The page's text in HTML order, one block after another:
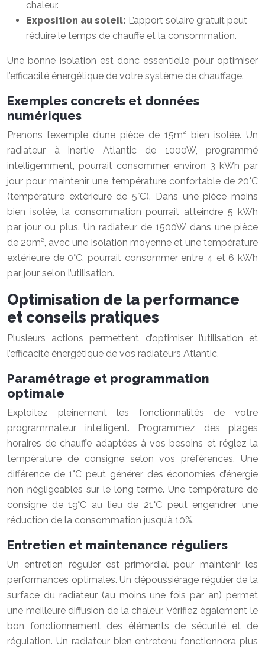
chaleur.
Exposition au soleil: L’apport solaire gratuit peut
réduire le temps de chauffe et la consommation.
Une bonne isolation est donc essentielle pour optimiser
l’efficacité énergétique de votre système de chauffage.
Exemples concrets et données
numériques
Prenons l’exemple d’une pièce de 15m² bien isolée. Un
radiateur à inertie Atlantic de 1000W, programmé
intelligemment, pourrait consommer environ 3 kWh par
jour pour maintenir une température confortable de 20°C
(température extérieure de 5°C). Dans une pièce moins
bien isolée, la consommation pourrait atteindre 5 kWh
par jour ou plus. Un radiateur de 1500W dans une pièce
de 20m², avec une isolation moyenne et une température
extérieure de 0°C, pourrait consommer entre 4 et 6 kWh
par jour selon l’utilisation.
Optimisation de la performance
et conseils pratiques
Plusieurs actions permettent d’optimiser l’utilisation et
l’efficacité énergétique de vos radiateurs Atlantic.
Paramétrage et programmation
optimale
Exploitez pleinement les fonctionnalités de votre
programmateur intelligent. Programmez des plages
horaires de chauffe adaptées à vos besoins et réglez la
température de consigne selon vos préférences. Une
différence de 1°C peut générer des économies d’énergie
non négligeables sur le long terme. Une température de
consigne de 19°C au lieu de 21°C peut engendrer une
réduction de la consommation jusqu’à 10%.
Entretien et maintenance réguliers
Un entretien régulier est primordial pour maintenir les
performances optimales. Un dépoussiérage régulier de la
surface du radiateur (au moins une fois par an) permet
une meilleure diffusion de la chaleur. Vérifiez également le
bon fonctionnement des éléments de sécurité et de
régulation. Un radiateur bien entretenu fonctionnera plus